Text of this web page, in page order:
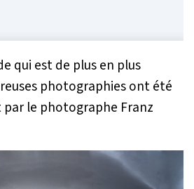
qui est de plus en plus
photographies ont été
le photographe Franz